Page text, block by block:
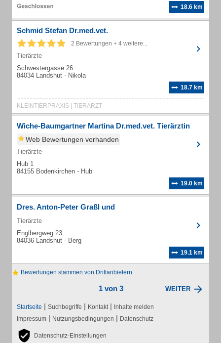
18.6 km
Schmid Stefan Dr.med.vet.
2 Bewertungen + 4 weitere...
Tierärzte
Schwestergasse 26
84034 Landshut - Nikola
18.7 km
KLEINTIERPRAXIS | TIERARZT
Wiche-Baumgartner Martina Dr.med.vet. Tierärztin
Web Bewertungen vorhanden
Tierärzte
Hub 1
84155 Bodenkirchen - Hub
19.0 km
Dres. Anton-Peter Graßl und
Tierärzte
Englbergweg 23
84036 Landshut - Berg
19.1 km
Bewertungen stammen von Drittanbietern
1 von 3 WEITER
Startseite | Suchbegriffe | Kontakt | Inhalte melden
Impressum | Nutzungsbedingungen | Datenschutz
Datenschutz-Einstellungen